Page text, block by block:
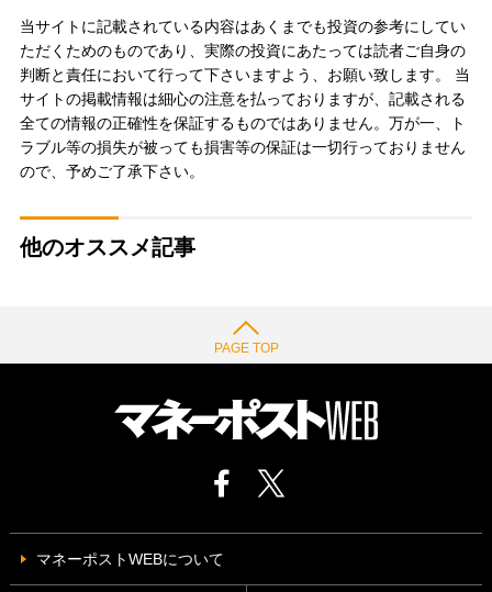
当サイトに記載されている内容はあくまでも投資の参考にしてい
ただくためのものであり、実際の投資にあたっては読者ご自身の
判断と責任において行って下さいますよう、お願い致します。 当
サイトの掲載情報は細心の注意を払っておりますが、記載される
全ての情報の正確性を保証するものではありません。万が一、ト
ラブル等の損失が被っても損害等の保証は一切行っておりません
ので、予めご了承下さい。
他のオススメ記事
PAGE TOP
マネーポストWEBについて